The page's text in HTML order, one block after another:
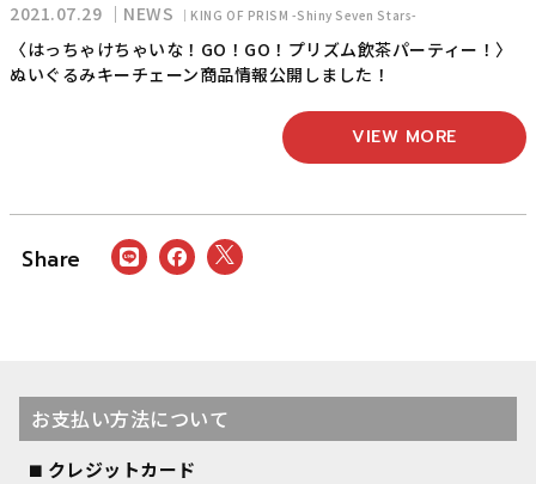
2021.07.29 NEWS KING OF PRISM -Shiny Seven Stars-
〈はっちゃけちゃいな！GO！GO！プリズム飲茶パーティー！〉
ぬいぐるみキーチェーン商品情報公開しました！
VIEW MORE
お支払い方法について
クレジットカード